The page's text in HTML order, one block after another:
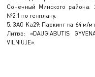
Сонечный Минского района.
№2.1 по генплану.
5. ЗАО Ka29: Паркинг на 64 м/
Литва: «DAUGIABUTIS
VILNIUJE».